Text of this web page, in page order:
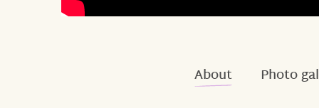
About Photo